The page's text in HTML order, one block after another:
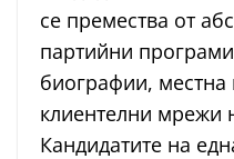
се премества от
партийни
биографии, местна
клиентелни мрежи
Кандидатите на